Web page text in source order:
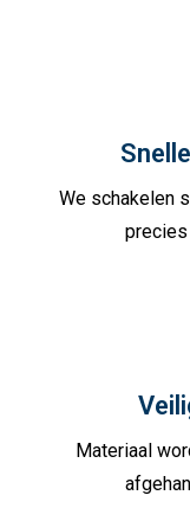
We schakelen
precies
Materiaal